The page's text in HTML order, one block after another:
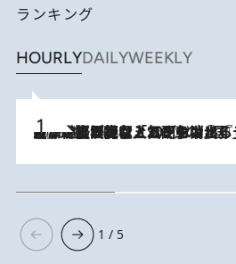
ランキング
HOURLYDAILYWEEKLY
2026.8.5
【なぜ吉沢亮は「気配を消せる」のか？】興行収入208億の『国宝』を経て挑むミュージカル『ディア・エヴァン・ハンセン』。トップ俳優が舞台上でさらけ出した“孤独”とは
1 / 5